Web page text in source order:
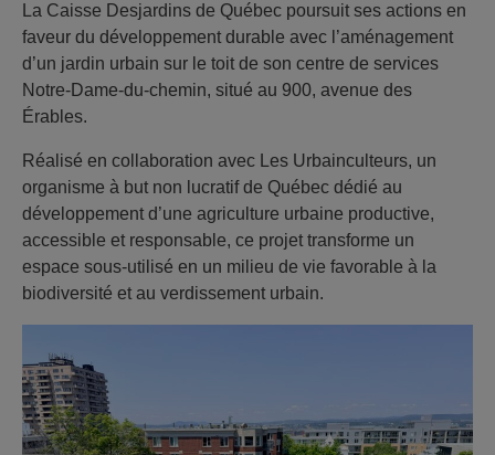
La Caisse Desjardins de Québec poursuit ses actions en
faveur du développement durable avec l’aménagement
d’un jardin urbain sur le toit de son centre de services
Notre-Dame-du-chemin, situé au 900, avenue des
Érables.
Réalisé en collaboration avec Les Urbainculteurs, un
organisme à but non lucratif de Québec dédié au
développement d’une agriculture urbaine productive,
accessible et responsable, ce projet transforme un
espace sous-utilisé en un milieu de vie favorable à la
biodiversité et au verdissement urbain.